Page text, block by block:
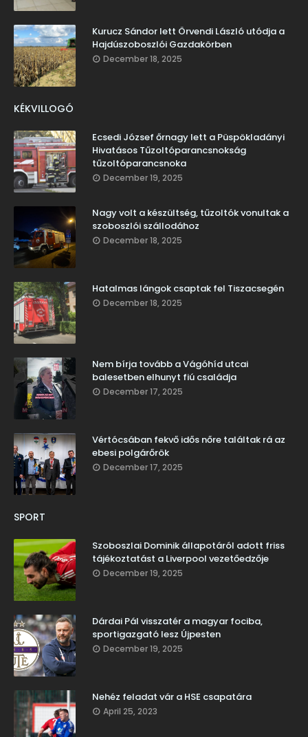
Kurucz Sándor lett Örvendi László utódja a
Hajdúszoboszlói Gazdakörben
December 18, 2025
KÉKVILLOGÓ
Ecsedi József őrnagy lett a Püspökladányi
Hivatásos Tűzoltóparancsnokság
tűzoltóparancsnoka
December 19, 2025
Nagy volt a készültség, tűzoltók vonultak a
szoboszlói szállodához
December 18, 2025
Hatalmas lángok csaptak fel Tiszacsegén
December 18, 2025
Nem bírja tovább a Vágóhíd utcai
balesetben elhunyt fiú családja
December 17, 2025
Vértócsában fekvő idős nőre találtak rá az
ebesi polgárőrök
December 17, 2025
SPORT
Szoboszlai Dominik állapotáról adott friss
tájékoztatást a Liverpool vezetőedzője
December 19, 2025
Dárdai Pál visszatér a magyar fociba,
sportigazgató lesz Újpesten
December 19, 2025
Nehéz feladat vár a HSE csapatára
April 25, 2023